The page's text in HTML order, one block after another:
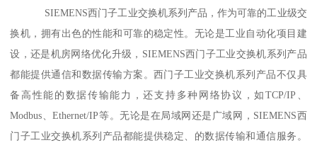
SIEMENS西门子工业交换机系列产品，作为可靠的工业级交
换机，拥有出色的性能和可靠的稳定性。无论是工业自动化项目建
设，还是机房网络优化升级，SIEMENS西门子工业交换机系列产品
都能提供通信和数据传输方案。西门子工业交换机系列产品不仅具
备高性能的数据传输能力，还支持多种网络协议，如TCP/IP、
Modbus、Ethernet/IP等。无论是在局域网还是广域网，SIEMENS西
门子工业交换机系列产品都能提供稳定、的数据传输和通信服务。